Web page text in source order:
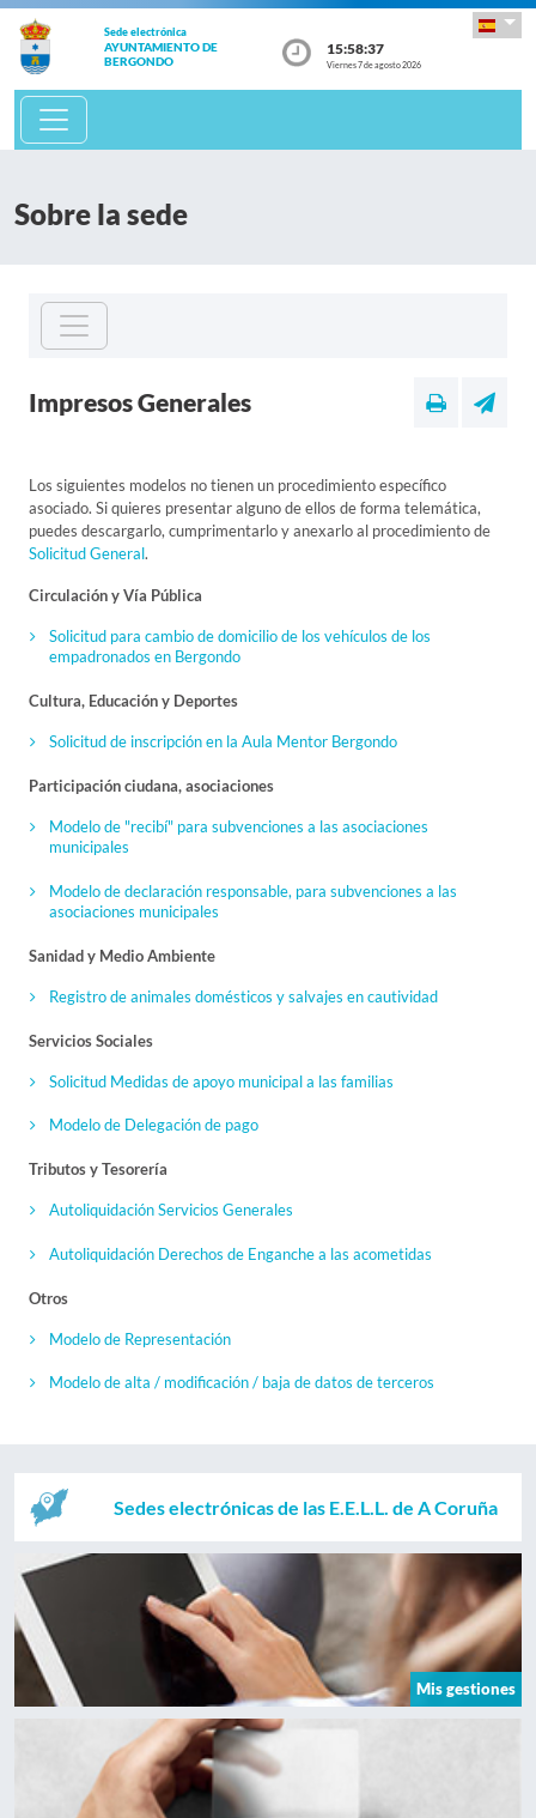
Sede electrónica
AYUNTAMIENTO DE
BERGONDO
15:58:37
Viernes 7 de agosto 2026
Sobre la sede
Impresos Generales
Los siguientes modelos no tienen un procedimiento específico
asociado. Si quieres presentar alguno de ellos de forma telemática,
puedes descargarlo, cumprimentarlo y anexarlo al procedimiento de
Solicitud General.
Circulación y Vía Pública
Solicitud para cambio de domicilio de los vehículos de los
empadronados en Bergondo
Cultura, Educación y Deportes
Solicitud de inscripción en la Aula Mentor Bergondo
Participación ciudana, asociaciones
Modelo de "recibí" para subvenciones a las asociaciones
municipales
Modelo de declaración responsable, para subvenciones a las
asociaciones municipales
Sanidad y Medio Ambiente
Registro de animales domésticos y salvajes en cautividad
Servicios Sociales
Solicitud Medidas de apoyo municipal a las familias
Modelo de Delegación de pago
Tributos y Tesorería
Autoliquidación Servicios Generales
Autoliquidación Derechos de Enganche a las acometidas
Otros
Modelo de Representación
Modelo de alta / modificación / baja de datos de terceros
Sedes electrónicas de las E.E.L.L. de A Coruña
Mis gestiones